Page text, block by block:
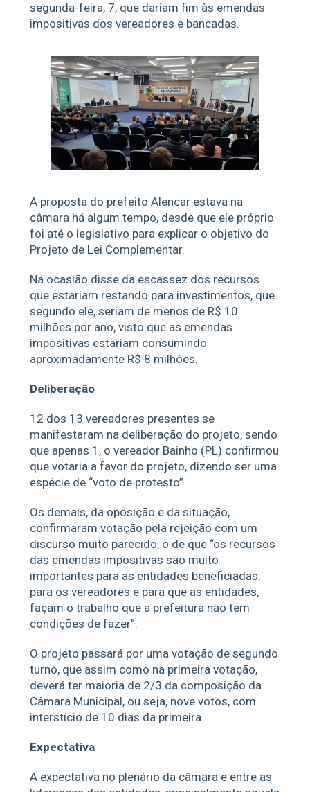
segunda-feira, 7, que dariam fim às emendas
impositivas dos vereadores e bancadas.
A proposta do prefeito Alencar estava na
câmara há algum tempo, desde que ele próprio
foi até o legislativo para explicar o objetivo do
Projeto de Lei Complementar.
Na ocasião disse da escassez dos recursos
que estariam restando para investimentos, que
segundo ele, seriam de menos de R$ 10
milhões por ano, visto que as emendas
impositivas estariam consumindo
aproximadamente R$ 8 milhões.
Deliberação
12 dos 13 vereadores presentes se
manifestaram na deliberação do projeto, sendo
que apenas 1, o vereador Bainho (PL) confirmou
que votaria a favor do projeto, dizendo ser uma
espécie de “voto de protesto”.
Os demais, da oposição e da situação,
confirmaram votação pela rejeição com um
discurso muito parecido, o de que “os recursos
das emendas impositivas são muito
importantes para as entidades beneficiadas,
para os vereadores e para que as entidades,
façam o trabalho que a prefeitura não tem
condições de fazer”.
O projeto passará por uma votação de segundo
turno, que assim como na primeira votação,
deverá ter maioria de 2/3 da composição da
Câmara Municipal, ou seja, nove votos, com
interstício de 10 dias da primeira.
Expectativa
A expectativa no plenário da câmara e entre as